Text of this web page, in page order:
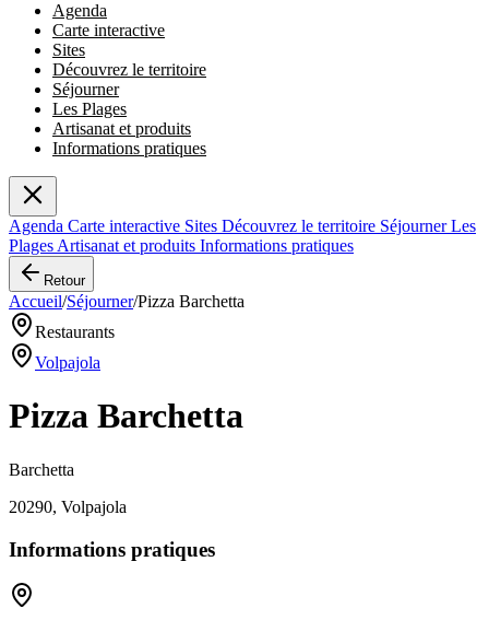
Agenda
Carte interactive
Sites
Découvrez le territoire
Séjourner
Les Plages
Artisanat et produits
Informations pratiques
Agenda Carte interactive Sites Découvrez le territoire SéjournerLes
Plages Artisanat et produits Informations pratiques
Retour
Accueil/Séjourner/Pizza Barchetta
Restaurants
Volpajola
Pizza Barchetta
Barchetta
20290, Volpajola
Informations pratiques